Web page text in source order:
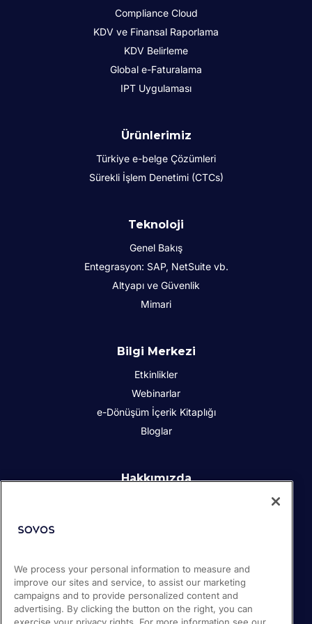
Compliance Cloud
KDV ve Finansal Raporlama
KDV Belirleme
Global e-Faturalama
IPT Uygulaması
Ürünlerimiz
Türkiye e-belge Çözümleri
Sürekli İşlem Denetimi (CTCs)
Teknoloji
Genel Bakış
Entegrasyon: SAP, NetSuite vb.
Altyapı ve Güvenlik
Mimari
Bilgi Merkezi
Etkinlikler
Webinarlar
e-Dönüşüm İçerik Kitaplığı
Bloglar
Hakkımızda
Kariyer
Destek
We process your personal information to measure and
improve our sites and service, to assist our marketing
campaigns and to provide personalized content and
advertising. By clicking the button on the right, you can